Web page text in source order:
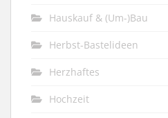
Hauskauf & (Um-)Bau
Herbst-Bastelideen
Herzhaftes
Hochzeit